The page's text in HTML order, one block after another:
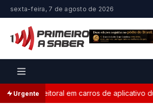
sexta-feira, 7 de agosto de 2026
Urgenteeleitoral em carros de aplicativo